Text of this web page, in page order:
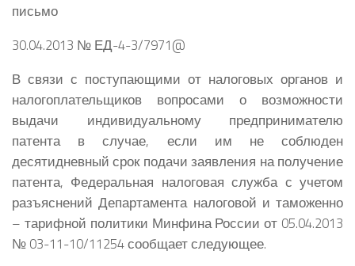
письмо
30.04.2013 № ЕД-4-3/7971@
В связи с поступающими от налоговых органов и
налогоплательщиков вопросами о возможности
выдачи индивидуальному предпринимателю
патента в случае, если им не соблюден
десятидневный срок подачи заявления на получение
патента, Федеральная налоговая служба с учетом
разъяснений Департамента налоговой и таможенно
– тарифной политики Минфина России от 05.04.2013
№ 03-11-10/11254 сообщает следующее.